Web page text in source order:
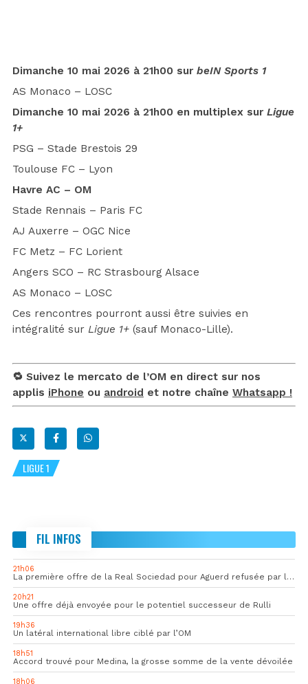
Dimanche 10 mai 2026 à 21h00 sur beIN Sports 1
AS Monaco – LOSC
Dimanche 10 mai 2026 à 21h00 en multiplex sur Ligue
1+
PSG – Stade Brestois 29
Toulouse FC – Lyon
Havre AC – OM
Stade Rennais – Paris FC
AJ Auxerre – OGC Nice
FC Metz – FC Lorient
Angers SCO – RC Strasbourg Alsace
AS Monaco – LOSC
Ces rencontres pourront aussi être suivies en
intégralité sur Ligue 1+ (sauf Monaco-Lille).
🔁 Suivez le mercato de l’OM en direct sur nos
applis iPhone ou android et notre chaîne Whatsapp !
LIGUE 1
FIL INFOS
21h06
La première offre de la Real Sociedad pour Aguerd refusée par l’OM
20h21
Une offre déjà envoyée pour le potentiel successeur de Rulli
19h36
Un latéral international libre ciblé par l’OM
18h51
Accord trouvé pour Medina, la grosse somme de la vente dévoilée
18h06